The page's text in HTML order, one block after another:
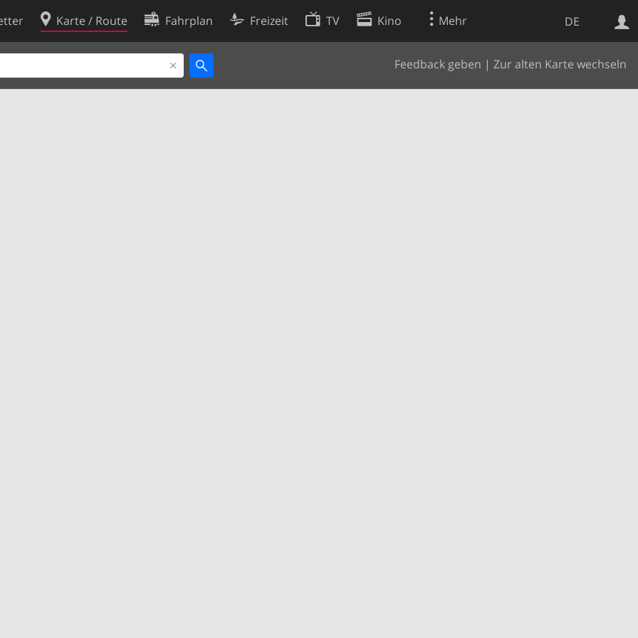
DE
Karte / Route Fahrplan Freizeit TV Kino Mehr
Feedback geben | Zur alten Karte wechseln
Websuche
Cookie-Richtlinie
Cookie-Einstellungen